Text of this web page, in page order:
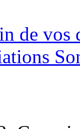
de vos